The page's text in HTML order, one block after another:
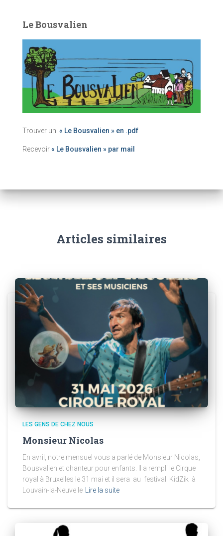
Le Bousvalien
Trouver un « Le Bousvalien » en .pdf
Recevoir« Le Bousvalien » par mail
Articles similaires
LES GENS DE CHEZ NOUS
Monsieur Nicolas
En avril, notre mensuel vous a parlé de Monsieur Nicolas,
Bousvalien et chanteur pour enfants. Il a rempli le Cirque
royal à Bruxelles le 31 mai et il sera au festival KidZik à
Louvain-la-Neuve le
Lire la suite